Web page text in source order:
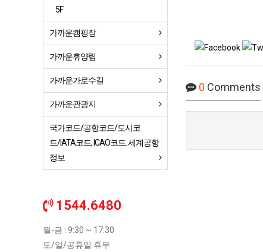
0 Comments
5F
가까운캠핑장
가까운휴양림
가까운가로수길
가까운관광지
국가코드/공항코드/도시코
드/IATA코드, ICAO코드. 세계공항
정보
1544.6480
월-금 : 9:30 ~ 17:30
토/일/공휴일 휴무